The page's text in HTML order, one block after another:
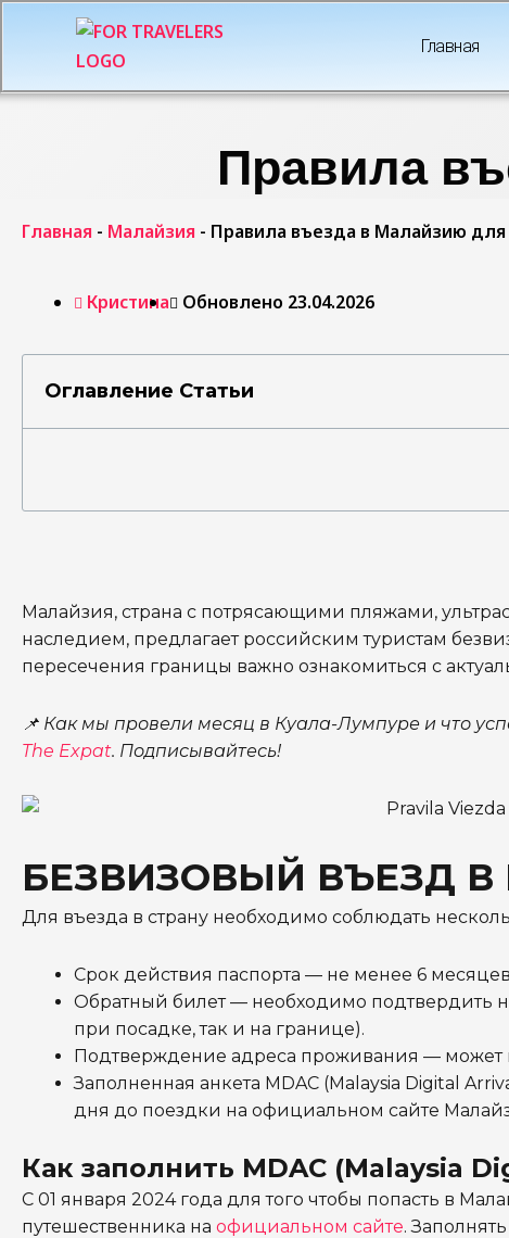
Главная
Правила
Главная - Малайзия - Правила въезда в Малайзию для
Кристина Обновлено 23.04.2026
Оглавление Статьи
Малайзия, страна с потрясающими пляжами,
наследием, предлагает российским туристам
пересечения границы важно ознакомиться с
📌 Как мы провели месяц в Куала-Лумпуре и что
The Expat. Подписывайтесь!
БЕЗВИЗОВЫЙ ВЪЕЗД
Для въезда в страну необходимо соблюдать
Срок действия паспорта — не менее 6
Обратный билет — необходимо подтвердить
при посадке, так и на границе).
Подтверждение адреса проживания — может
Заполненная анкета MDAC (Malaysia Digital
дня до поездки на официальном сайте
Как заполнить MDAC (Malaysia
С 01 января 2024 года для того чтобы попасть в
путешественника на официальном сайте.